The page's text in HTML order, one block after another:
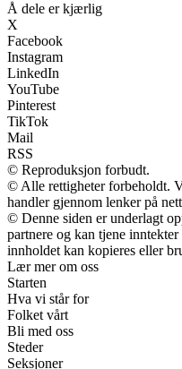
Å dele er kjærlig
X
Facebook
Instagram
LinkedIn
YouTube
Pinterest
TikTok
Mail
RSS
© Reproduksjon forbudt.
© Alle rettigheter forbeholdt.
handler gjennom lenker på
© Denne siden er underlagt
partnere og kan tjene
innholdet kan kopieres eller
Lær mer om oss
Starten
Hva vi står for
Folket vårt
Bli med oss
Steder
Seksjoner